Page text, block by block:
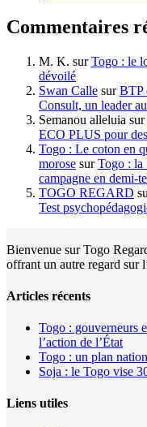
Commentaires
M. K. surTogo : le
dévoilé
Swan Calle surBTP
Consult, un leader
Semanou alleluia sur
ECO PLUS pour
Togo : Le coton en
morose surTogo : la
campagne en demi-
TOGO REGARD
Test
Bienvenue sur Togo
offrant un autre regard sur
Articles récents
Togo : gouverneurs
l’action de l’État
Togo : un plan
Soja : le Togo vise
Liens utiles